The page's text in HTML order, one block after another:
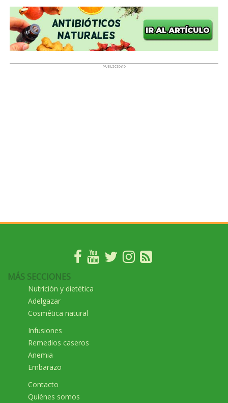
MÁS SECCIONES
Nutrición y dietética
Adelgazar
Cosmética natural
Infusiones
Remedios caseros
Anemia
Embarazo
Contacto
Quiénes somos